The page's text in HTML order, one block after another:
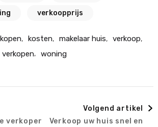
verkoopprijs
, kosten, makelaar huis, verkoop,
verkopen, woning
verkoper
Volgend artikel
Verkoop uw huis snel en